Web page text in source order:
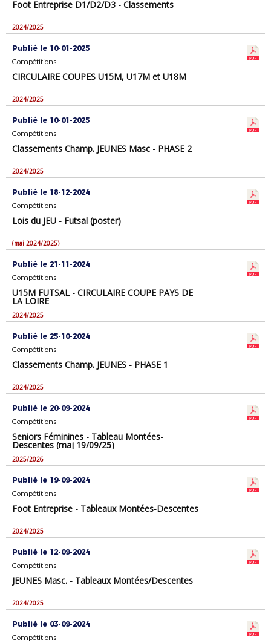
Foot Entreprise D1/D2/D3 - Classements
2024/2025
Publié le 10-01-2025
Compétitions
CIRCULAIRE COUPES U15M, U17M et U18M
2024/2025
Publié le 10-01-2025
Compétitions
Classements Champ. JEUNES Masc - PHASE 2
2024/2025
Publié le 18-12-2024
Compétitions
Lois du JEU - Futsal (poster)
(maj 2024/2025)
Publié le 21-11-2024
Compétitions
U15M FUTSAL - CIRCULAIRE COUPE PAYS DE
LA LOIRE
2024/2025
Publié le 25-10-2024
Compétitions
Classements Champ. JEUNES - PHASE 1
2024/2025
Publié le 20-09-2024
Compétitions
Seniors Féminines - Tableau Montées-
Descentes (maj 19/09/25)
2025/2026
Publié le 19-09-2024
Compétitions
Foot Entreprise - Tableaux Montées-Descentes
2024/2025
Publié le 12-09-2024
Compétitions
JEUNES Masc. - Tableaux Montées/Descentes
2024/2025
Publié le 03-09-2024
Compétitions